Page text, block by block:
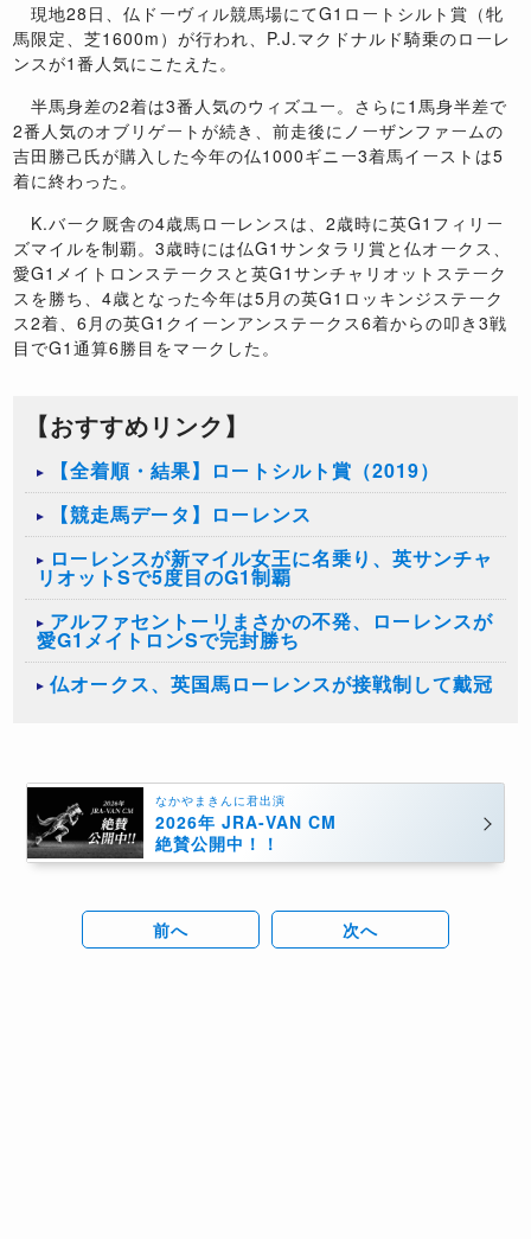
現地28日、仏ドーヴィル競馬場にてG1ロートシルト賞（牝
馬限定、芝1600m）が行われ、P.J.マクドナルド騎乗のローレ
ンスが1番人気にこたえた。
半馬身差の2着は3番人気のウィズユー。さらに1馬身半差で
2番人気のオブリゲートが続き、前走後にノーザンファームの
吉田勝己氏が購入した今年の仏1000ギニー3着馬イーストは5
着に終わった。
K.バーク厩舎の4歳馬ローレンスは、2歳時に英G1フィリー
ズマイルを制覇。3歳時には仏G1サンタラリ賞と仏オークス、
愛G1メイトロンステークスと英G1サンチャリオットステーク
スを勝ち、4歳となった今年は5月の英G1ロッキンジステーク
ス2着、6月の英G1クイーンアンステークス6着からの叩き3戦
目でG1通算6勝目をマークした。
【おすすめリンク】
【全着順・結果】ロートシルト賞（2019）
【競走馬データ】ローレンス
ローレンスが新マイル女王に名乗り、英サンチャ
リオットSで5度目のG1制覇
アルファセントーリまさかの不発、ローレンスが
愛G1メイトロンSで完封勝ち
​仏オークス、英国馬ローレンスが接戦制して戴冠
なかやまきんに君出演
2026年 JRA-VAN CM
絶賛公開中！！
前へ 次へ